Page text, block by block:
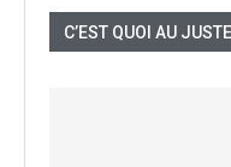
C’EST QUOI AU